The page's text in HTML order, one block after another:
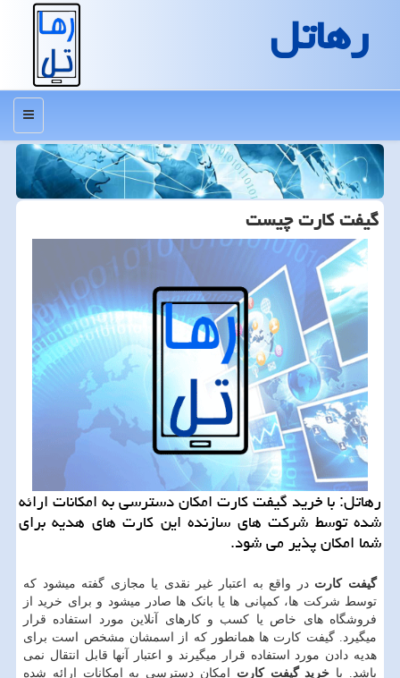
رهاتل
منو
گیفت كارت چیست
رهاتل: با خرید گیفت كارت امكان دسترسی به امكانات ارائه
شده توسط شركت های سازنده این كارت های هدیه برای
شما امكان پذیر می شود.
گیفت کارتدر واقع به اعتبار غیر نقدی یا مجازی گفته میشود که
توسط شرکت ها، کمپانی ها یا بانک ها صادر میشود و برای خرید از
فروشگاه های خاص یا کسب و کارهای آنلاین مورد استفاده قرار
میگیرد. گیفت کارت ها همانطور که از اسمشان مشخص است برای
هدیه دادن مورد استفاده قرار میگیرند و اعتبار آنها قابل انتقال نمی
باشد. با خرید گیفت کارت امکان دسترسی به امکانات ارائه شده